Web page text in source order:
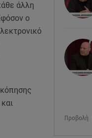
Προβολή
άλλη
ο